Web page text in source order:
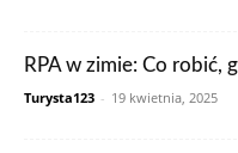
RPA w zimie: Co robić,
Turysta123 - 19 kwietnia, 2025